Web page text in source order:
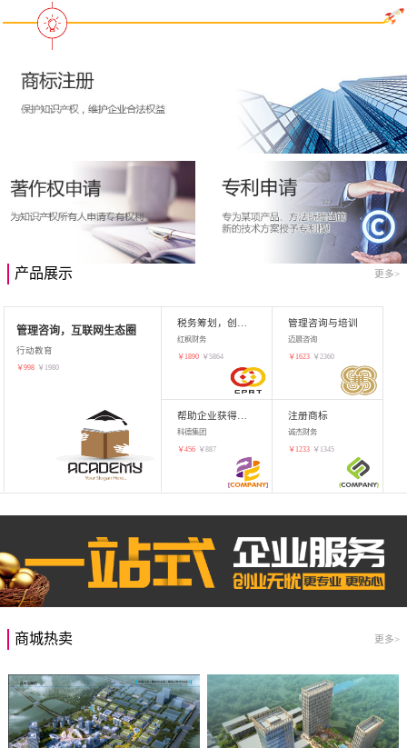
产品展示 更多>
管理咨询，互联网生态圈
行动教育
￥998 ￥ 1980
红枫财务
￥ 1890 ￥5864
管理咨询与培训
迈晨咨询
￥ 1623 ￥2360
科德集团
￥456 ￥887
注册商标
诚杰财务
￥ 1233 ￥ 1345
商城热卖 更多>